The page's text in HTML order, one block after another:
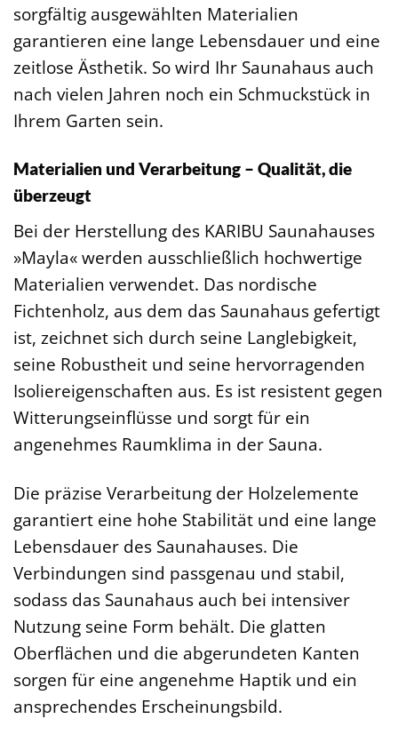
sorgfältig ausgewählten Materialien
garantieren eine lange Lebensdauer und eine
zeitlose Ästhetik. So wird Ihr Saunahaus auch
nach vielen Jahren noch ein Schmuckstück in
Ihrem Garten sein.
Materialien und Verarbeitung – Qualität, die
überzeugt
Bei der Herstellung des KARIBU Saunahauses
»Mayla« werden ausschließlich hochwertige
Materialien verwendet. Das nordische
Fichtenholz, aus dem das Saunahaus gefertigt
ist, zeichnet sich durch seine Langlebigkeit,
seine Robustheit und seine hervorragenden
Isoliereigenschaften aus. Es ist resistent gegen
Witterungseinflüsse und sorgt für ein
angenehmes Raumklima in der Sauna.
Die präzise Verarbeitung der Holzelemente
garantiert eine hohe Stabilität und eine lange
Lebensdauer des Saunahauses. Die
Verbindungen sind passgenau und stabil,
sodass das Saunahaus auch bei intensiver
Nutzung seine Form behält. Die glatten
Oberflächen und die abgerundeten Kanten
sorgen für eine angenehme Haptik und ein
ansprechendes Erscheinungsbild.